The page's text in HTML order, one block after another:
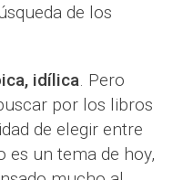
de los
idílica. Pero
por los libros
de elegir entre
es un tema de hoy,